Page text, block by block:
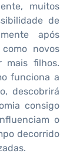
muitos
de
após
novos
mais filhos.
funciona a
descobrirá
consigo
o
decorrido